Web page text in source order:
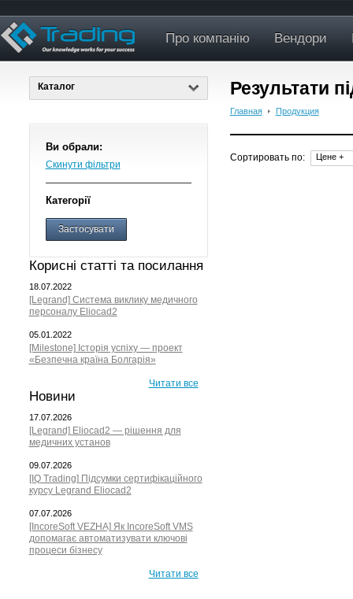
Про компанію Вендори
Каталог
Ви обрали:
Скинути фільтри
Категорії
Застосувати
Корисні статті та посилання
18.07.2022
[Legrand] Система виклику медичного
персоналу Eliocad2
05.01.2022
[Milestone] Історія успіху — проект
«Безпечна країна Болгарія»
Читати все
Новини
17.07.2026
[Legrand] Eliocad2 — рішення для
медичних установ
09.07.2026
[IQ Trading] Підсумки сертифікаційного
курсу Legrand Eliocad2
07.07.2026
[IncoreSoft VEZHA] Як IncoreSoft VMS
допомагає автоматизувати ключові
процеси бізнесу
Читати все
Результати
Главная Продукция
Сортировать по: Цене +